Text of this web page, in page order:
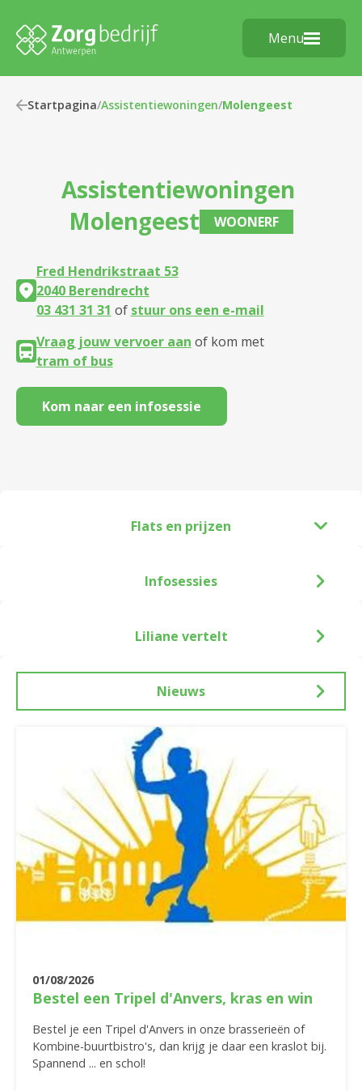
Menu
Startpagina/Assistentiewoningen/Molengeest
Assistentiewoningen
Molengeest
WOONERF
Fred Hendrikstraat 53
2040 Berendrecht
03 431 31 31 of stuur ons een e-mail
Vraag jouw vervoer aan of kom met
tram of bus
Kom naar een infosessie
Flats en prijzen
Infosessies
Liliane vertelt
Nieuws
01/08/2026
Bestel een Tripel d'Anvers, kras en win
Bestel je een Tripel d'Anvers in onze brasserieën of
Kombine-buurtbistro's, dan krijg je daar een kraslot bij.
Spannend ... en schol!